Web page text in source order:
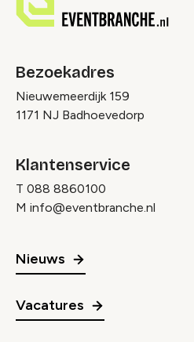
Bezoekadres
Nieuwemeerdijk 159
1171 NJ Badhoevedorp
Klantenservice
T 088 8860100
M info@eventbranche.nl
Nieuws
Vacatures